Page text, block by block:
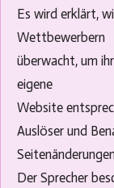
Es wird erklärt,
Wettbewerbern
überwacht, um
eigene
Website
Auslöser und
Seitenänderungen
Der Sprecher